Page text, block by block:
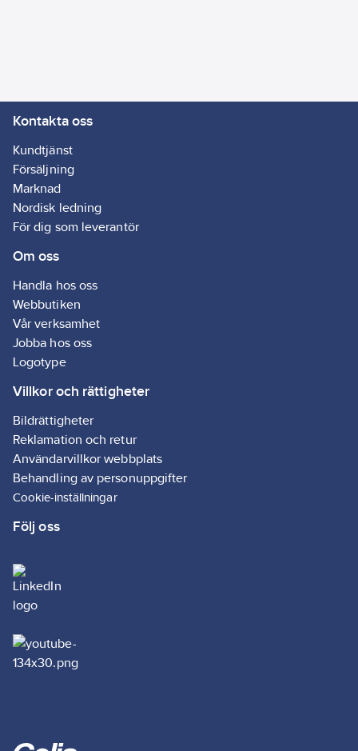
Kontakta oss
Kundtjänst
Försäljning
Marknad
Nordisk ledning
För dig som leverantör
Om oss
Handla hos oss
Webbutiken
Vår verksamhet
Jobba hos oss
Logotype
Villkor och rättigheter
Bildrättigheter
Reklamation och retur
Användarvillkor webbplats
Behandling av personuppgifter
Cookie-inställningar
Följ oss